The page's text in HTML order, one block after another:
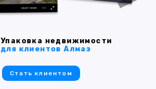
Упаковка недвижимости
для клиентов Алмаз
Стать клиентом